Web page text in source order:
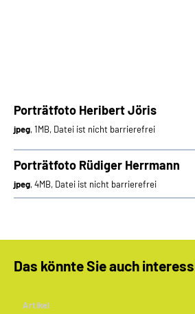
Porträtfoto Heribert Jöris
jpeg, 1MB, Datei ist nicht barrierefrei
Porträtfoto Rüdiger Herrmann
jpeg, 4MB, Datei ist nicht barrierefrei
Das könnte Sie auch
Artikel